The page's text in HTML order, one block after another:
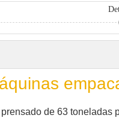
de 63 toneladas